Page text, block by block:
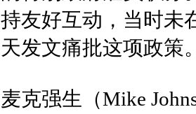
友好互动，当时未
发文痛批这项政策
克强生（Mike